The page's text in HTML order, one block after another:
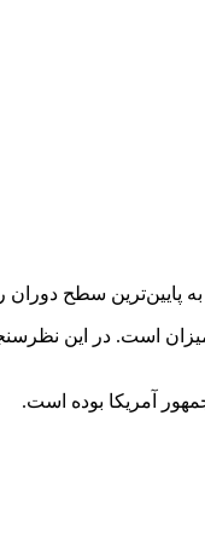
به پایین‌ترین سطح
آمریکا بوده است.